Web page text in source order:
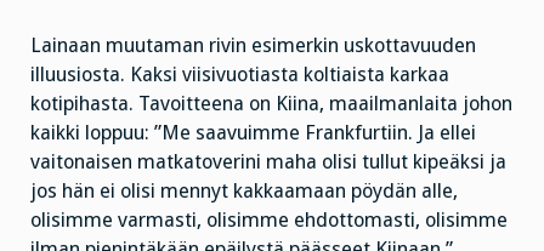
Lainaan muutaman rivin esimerkin uskottavuuden
illuusiosta. Kaksi viisivuotiasta koltiaista karkaa
kotipihasta. Tavoitteena on Kiina, maailmanlaita johon
kaikki loppuu: ”Me saavuimme Frankfurtiin. Ja ellei
vaitonaisen matkatoverini maha olisi tullut kipeäksi ja
jos hän ei olisi mennyt kakkaamaan pöydän alle,
olisimme varmasti, olisimme ehdottomasti, olisimme